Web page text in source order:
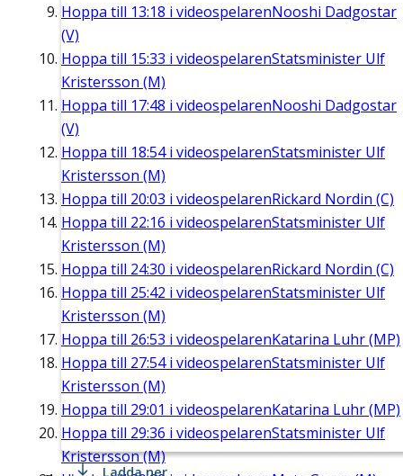
Hoppa till 13:18 i videospelarenNooshi Dadgostar
(V)
Hoppa till 15:33 i videospelarenStatsminister Ulf
Kristersson (M)
Hoppa till 17:48 i videospelarenNooshi Dadgostar
(V)
Hoppa till 18:54i videospelarenStatsminister Ulf
Kristersson (M)
Hoppa till 20:03 i videospelarenRickard Nordin (C)
Hoppa till 22:16 i videospelarenStatsminister Ulf
Kristersson (M)
Hoppa till 24:30 i videospelarenRickard Nordin (C)
Hoppa till 25:42 i videospelarenStatsminister Ulf
Kristersson (M)
Hoppa till 26:53 i videospelarenKatarina Luhr (MP)
Hoppa till 27:54i videospelarenStatsminister Ulf
Kristersson (M)
Hoppa till 29:01 i videospelarenKatarina Luhr (MP)
Hoppa till 29:36 i videospelarenStatsminister Ulf
Kristersson (M)
Ladda ner